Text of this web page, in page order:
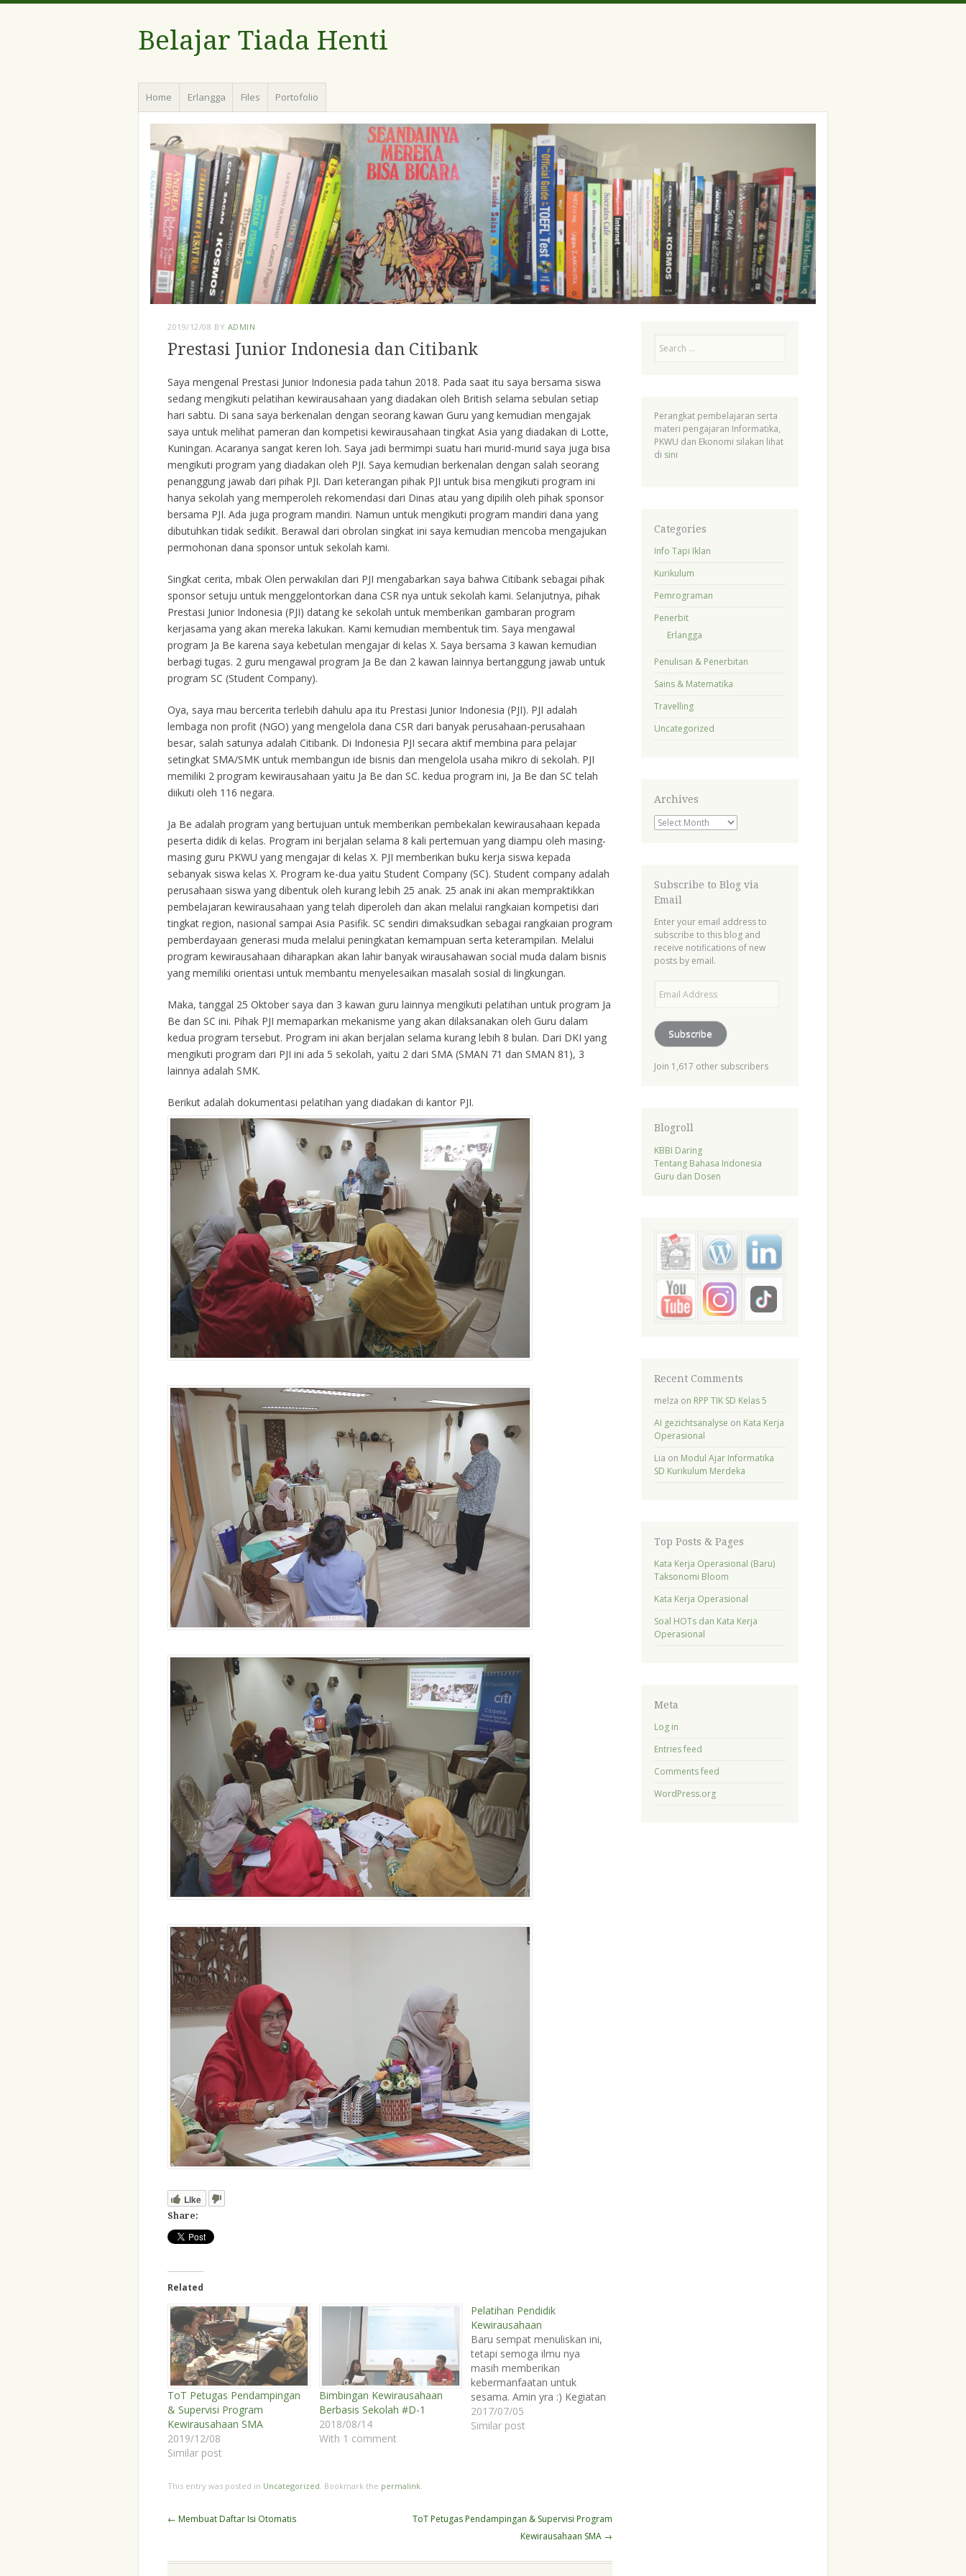
Belajar Tiada Henti
Menu
Skip
to
content
Home Erlangga Files Portofolio
2019/12/08 BY ADMIN
Prestasi Junior Indonesia dan Citibank
Saya mengenal Prestasi Junior Indonesia pada tahun 2018. Pada saat itu saya bersama siswa
sedang mengikuti pelatihan kewirausahaan yang diadakan oleh British selama sebulan setiap
hari sabtu. Di sana saya berkenalan dengan seorang kawan Guru yang kemudian mengajak
saya untuk melihat pameran dan kompetisi kewirausahaan tingkat Asia yang diadakan di Lotte,
Kuningan. Acaranya sangat keren loh. Saya jadi bermimpi suatu hari murid-murid saya juga bisa
mengikuti program yang diadakan oleh PJI. Saya kemudian berkenalan dengan salah seorang
penanggung jawab dari pihak PJI. Dari keterangan pihak PJI untuk bisa mengikuti program ini
hanya sekolah yang memperoleh rekomendasi dari Dinas atau yang dipilih oleh pihak sponsor
bersama PJI. Ada juga program mandiri. Namun untuk mengikuti program mandiri dana yang
dibutuhkan tidak sedikit. Berawal dari obrolan singkat ini saya kemudian mencoba mengajukan
permohonan dana sponsor untuk sekolah kami.
Singkat cerita, mbak Olen perwakilan dari PJI mengabarkan saya bahwa Citibank sebagai pihak
sponsor setuju untuk menggelontorkan dana CSR nya untuk sekolah kami. Selanjutnya, pihak
Prestasi Junior Indonesia (PJI) datang ke sekolah untuk memberikan gambaran program
kerjasama yang akan mereka lakukan. Kami kemudian membentuk tim. Saya mengawal
program Ja Be karena saya kebetulan mengajar di kelas X. Saya bersama 3 kawan kemudian
berbagi tugas. 2 guru mengawal program Ja Be dan 2 kawan lainnya bertanggung jawab untuk
program SC (Student Company).
Oya, saya mau bercerita terlebih dahulu apa itu Prestasi Junior Indonesia (PJI). PJI adalah
lembaga non profit (NGO) yang mengelola dana CSR dari banyak perusahaan-perusahaan
besar, salah satunya adalah Citibank. Di Indonesia PJI secara aktif membina para pelajar
setingkat SMA/SMK untuk membangun ide bisnis dan mengelola usaha mikro di sekolah. PJI
memiliki 2 program kewirausahaan yaitu Ja Be dan SC. kedua program ini, Ja Be dan SC telah
diikuti oleh 116 negara.
Ja Be adalah program yang bertujuan untuk memberikan pembekalan kewirausahaan kepada
peserta didik di kelas. Program ini berjalan selama 8 kali pertemuan yang diampu oleh masing-
masing guru PKWU yang mengajar di kelas X. PJI memberikan buku kerja siswa kepada
sebanyak siswa kelas X. Program ke-dua yaitu Student Company (SC). Student company adalah
perusahaan siswa yang dibentuk oleh kurang lebih 25 anak. 25 anak ini akan mempraktikkan
pembelajaran kewirausahaan yang telah diperoleh dan akan melalui rangkaian kompetisi dari
tingkat region, nasional sampai Asia Pasifik. SC sendiri dimaksudkan sebagai rangkaian program
pemberdayaan generasi muda melalui peningkatan kemampuan serta keterampilan. Melalui
program kewirausahaan diharapkan akan lahir banyak wirausahawan social muda dalam bisnis
yang memiliki orientasi untuk membantu menyelesaikan masalah sosial di lingkungan.
Maka, tanggal 25 Oktober saya dan 3 kawan guru lainnya mengikuti pelatihan untuk program Ja
Be dan SC ini. Pihak PJI memaparkan mekanisme yang akan dilaksanakan oleh Guru dalam
kedua program tersebut. Program ini akan berjalan selama kurang lebih 8 bulan. Dari DKI yang
mengikuti program dari PJI ini ada 5 sekolah, yaitu 2 dari SMA (SMAN 71 dan SMAN 81), 3
lainnya adalah SMK.
Berikut adalah dokumentasi pelatihan yang diadakan di kantor PJI.
Like
Share:
Related
ToT Petugas Pendampingan
& Supervisi Program
Kewirausahaan SMA
2019/12/08
Similar post
Bimbingan Kewirausahaan
Berbasis Sekolah #D-1
2018/08/14
With 1 comment
Pelatihan Pendidik
Kewirausahaan
Baru sempat menuliskan ini,
tetapi semoga ilmu nya
masih memberikan
kebermanfaatan untuk
sesama. Amin yra :) Kegiatan
pelatihan pendidik
kewirausahaan ini adalah
Februari 2017. Hari pertama,
diawali dengan pembukaan
oleh Ibu Dr. Susy Fatena…
2017/07/05
Similar post
This entry was posted in Uncategorized . Bookmark the permalink
Post
← Membuat Daftar Isi Otomatis
ToT Petugas Pendampingan & Supervisi Program
Kewirausahaan SMA →
Perangkat pembelajaran serta
materi pengajaran Informatika,
PKWU dan Ekonomi silakan lihat
di sini
Categories
Info Tapi Iklan
Kurikulum
Pemrograman
Penerbit
Erlangga
Penulisan & Penerbitan
Sains & Matematika
Travelling
Uncategorized
Archives
Archives
Subscribe to Blog via
Email
Enter your email address to
subscribe to this blog and
receive notifications of new
posts by email.
Address
Subscribe
Join 1,617 other subscribers
Blogroll
KBBI Daring
Tentang Bahasa Indonesia
Guru dan Dosen
Recent Comments
melza on RPP TIK SD Kelas 5
AI gezichtsanalyse on Kata Kerja
Operasional
Lia on Modul Ajar Informatika
SD Kurikulum Merdeka
Top Posts & Pages
Kata Kerja Operasional (Baru)
Taksonomi Bloom
Kata Kerja Operasional
Soal HOTs dan Kata Kerja
Operasional
Meta
Log in
Entries feed
Comments feed
WordPress.org